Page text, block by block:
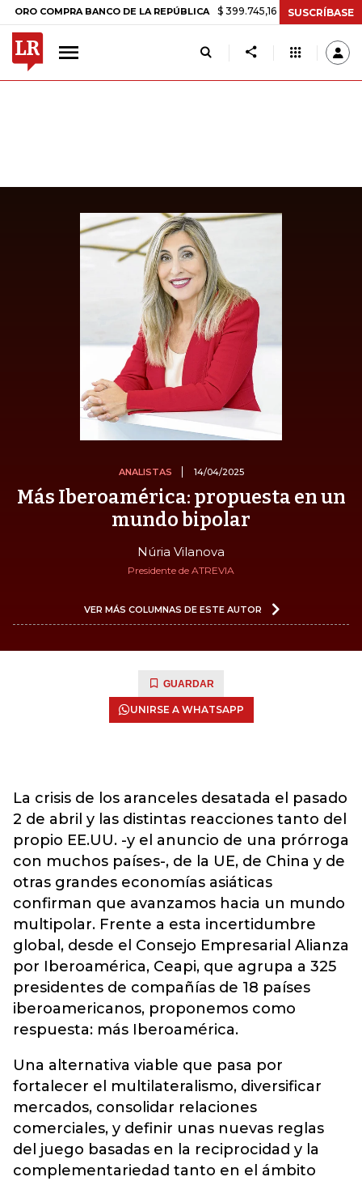
COMPRA BANCO DE LA REPÚBLICA $ 399.745,16 +$ 2.295,71 +0,58%
SUSCRÍBASE
ANALISTAS 14/04/2025
Más Iberoamérica: propuesta en un
mundo bipolar
Núria Vilanova
Presidente de ATREVIA
VER MÁS COLUMNAS DE ESTE AUTOR
GUARDAR
UNIRSE A WHATSAPP
La crisis de los aranceles desatada el pasado
2 de abril y las distintas reacciones tanto del
propio EE.UU. -y el anuncio de una prórroga
con muchos países-, de la UE, de China y de
otras grandes economías asiáticas
confirman que avanzamos hacia un mundo
multipolar. Frente a esta incertidumbre
global, desde el Consejo Empresarial Alianza
por Iberoamérica, Ceapi, que agrupa a 325
presidentes de compañías de 18 países
iberoamericanos, proponemos como
respuesta: más Iberoamérica.
Una alternativa viable que pasa por
fortalecer el multilateralismo, diversificar
mercados, consolidar relaciones
comerciales, y definir unas nuevas reglas
del juego basadas en la reciprocidad y la
complementariedad tanto en el ámbito